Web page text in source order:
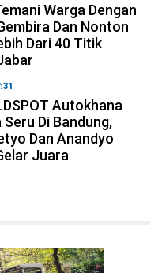
Warga Dengan
Dan Nonton
Dari 40 Titik
Autokhana
Seru Di Bandung,
Dan Anandyo
Juara